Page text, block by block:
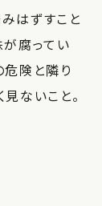
はずすこと
が腐ってい
危険と隣り
ないこと。